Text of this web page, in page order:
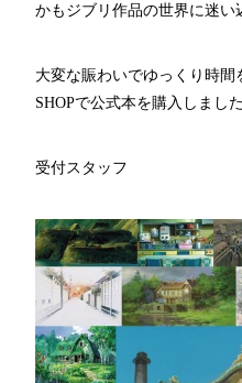
かもジブリ作品の世界に迷い
大変な賑わいでゆっくり時
SHOPで公式本を購入しまし
受付スタッフ